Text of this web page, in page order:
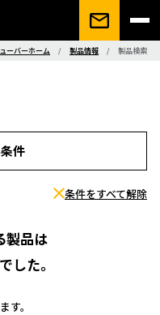
ーバーホーム / 製品情報 / 製品検索
件
条件をすべて解除
製品は
した。
す。